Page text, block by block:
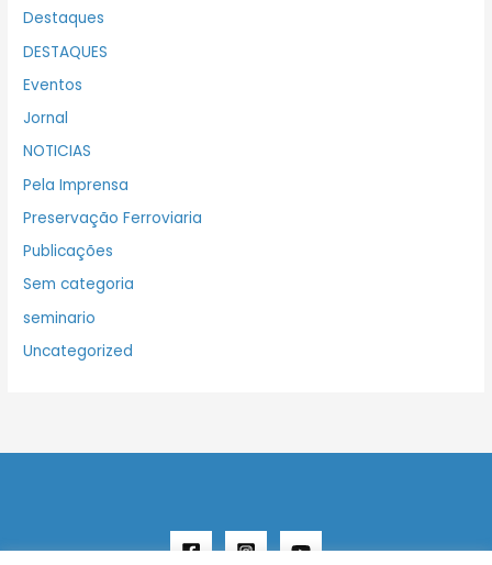
Destaques
DESTAQUES
Eventos
Jornal
NOTICIAS
Pela Imprensa
Preservação Ferroviaria
Publicações
Sem categoria
seminario
Uncategorized